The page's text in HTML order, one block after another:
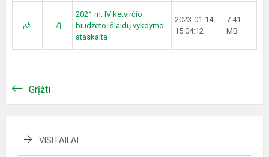
2021 m. IV ketvirčio
biudžeto išlaidų vykdymo
ataskaita
2023-01-14
15:04:12
7.41
MB
Grįžti
VISI FAILAI